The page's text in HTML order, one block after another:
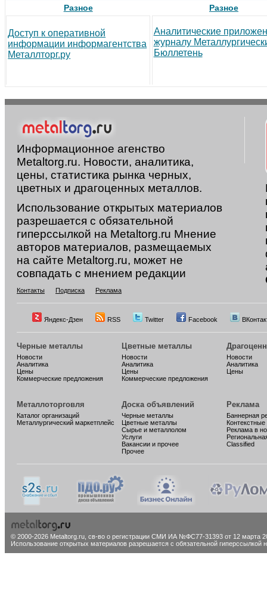
Разное
Доступ к оперативной
информации информагентства
Металлторг.ру
Разное
Аналитические
журналу
Бюллетень
Информационное агенство
Metaltorg.ru. Новости, аналитика,
цены, статистика рынка черных,
цветных и драгоценных металлов.
Использование открытых материалов
разрешается с обязательной
гиперссылкой на Metaltorg.ru Мнение
авторов материалов, размещаемых
на сайте Metaltorg.ru, может не
совпадать с мнением редакции
Контакты Подписка Реклама
Яндекс-Дзен RSS Twitter Facebook
Черные металлы
Новости
Аналитика
Цены
Коммерческие предложения
Цветные металлы
Новости
Аналитика
Цены
Коммерческие предложения
Новости
Аналитика
Цены
Металлоторговля
Каталог организаций
Металлургический маркетплейс
Доска объявлений
Черные металлы
Цветные металлы
Сырье и металлолом
Услуги
Вакансии и прочее
Прочее
Реклама
Баннерная
Реклама в
Classified
© 2000-2026 Metaltorg.ru, св-во о регистрации СМИ ИА №ФС77-31393 от 12 марта
Использование открытых материалов разрешается с обязательной гиперссылкой